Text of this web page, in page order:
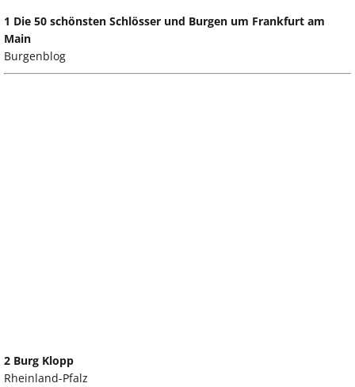
1 Die 50 schönsten Schlösser und Burgen um Frankfurt am
Main
Burgenblog
2 Burg Klopp
Rheinland-Pfalz